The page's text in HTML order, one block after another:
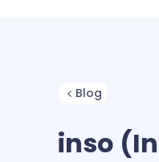
Blog
inso